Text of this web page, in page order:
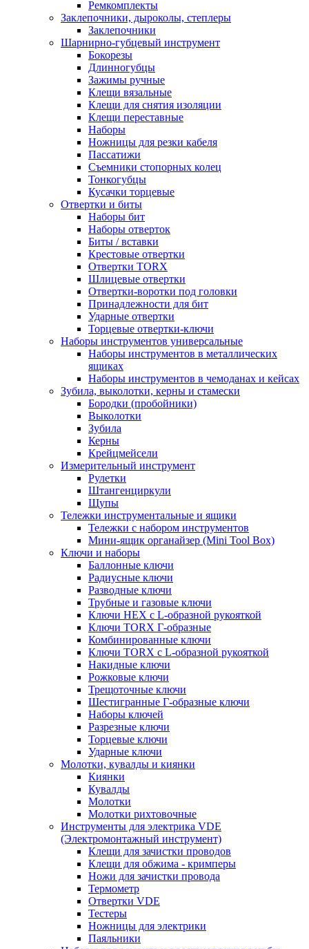
Ремкомплекты
Заклепочники, дыроколы, степлеры
Заклепочники
Шарнирно-губцевый инструмент
Бокорезы
Длинногубцы
Зажимы ручные
Клещи вязальные
Клещи для снятия изоляции
Клещи переставные
Наборы
Ножницы для резки кабеля
Пассатижи
Съемники стопорных колец
Тонкогубцы
Кусачки торцевые
Отвертки и биты
Наборы бит
Наборы отверток
Биты / вставки
Крестовые отвертки
Отвертки TORX
Шлицевые отвертки
Отвертки-воротки под головки
Принадлежности для бит
Ударные отвертки
Торцевые отвертки-ключи
Наборы инструментов универсальные
Наборы инструментов в металлических
ящиках
Наборы инструментов в чемоданах и кейсах
Зубила, выколотки, керны и стамески
Бородки (пробойники)
Выколотки
Зубила
Керны
Крейцмейсели
Измерительный инструмент
Рулетки
Штангенциркули
Щупы
Тележки инструментальные и ящики
Тележки с набором инструментов
Мини-ящик органайзер (Mini Tool Box)
Ключи и наборы
Баллонные ключи
Радиусные ключи
Разводные ключи
Трубные и газовые ключи
Ключи HEX с L-образной рукояткой
Ключи TORX Г-образные
Комбинированные ключи
Ключи TORX с L-образной рукояткой
Накидные ключи
Рожковые ключи
Трещоточные ключи
Шестигранные Г-образные ключи
Наборы ключей
Разрезные ключи
Торцевые ключи
Ударные ключи
Молотки, кувалды и киянки
Киянки
Кувалды
Молотки
Молотки рихтовочные
Инструменты для электрика VDE
(Электромонтажный инструмент)
Клещи для зачистки проводов
Клещи для обжима - кримперы
Ножи для зачистки провода
Термометр
Отвертки VDE
Тестеры
Ножницы для электрики
Паяльники